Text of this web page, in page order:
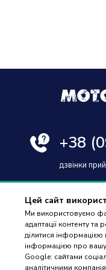
Цей сайт
Ми використовуємо
адаптації контенту
ділитися
інформацією про вашу
Google: сайтами
аналітичними
+38
дзвінки